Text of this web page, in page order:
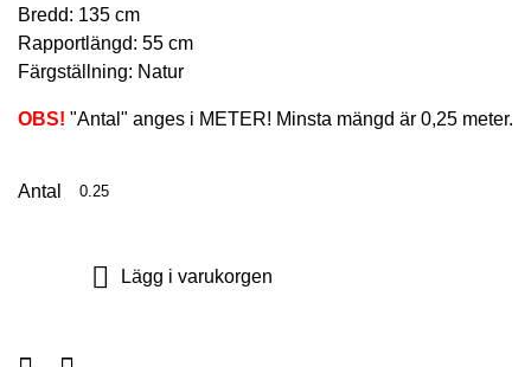
Bredd: 135 cm
Rapportlängd: 55 cm
Färgställning: Natur
OBS! "Antal" anges i METER! Minsta mängd är 0,25 meter.
Antal
Lägg i varukorgen